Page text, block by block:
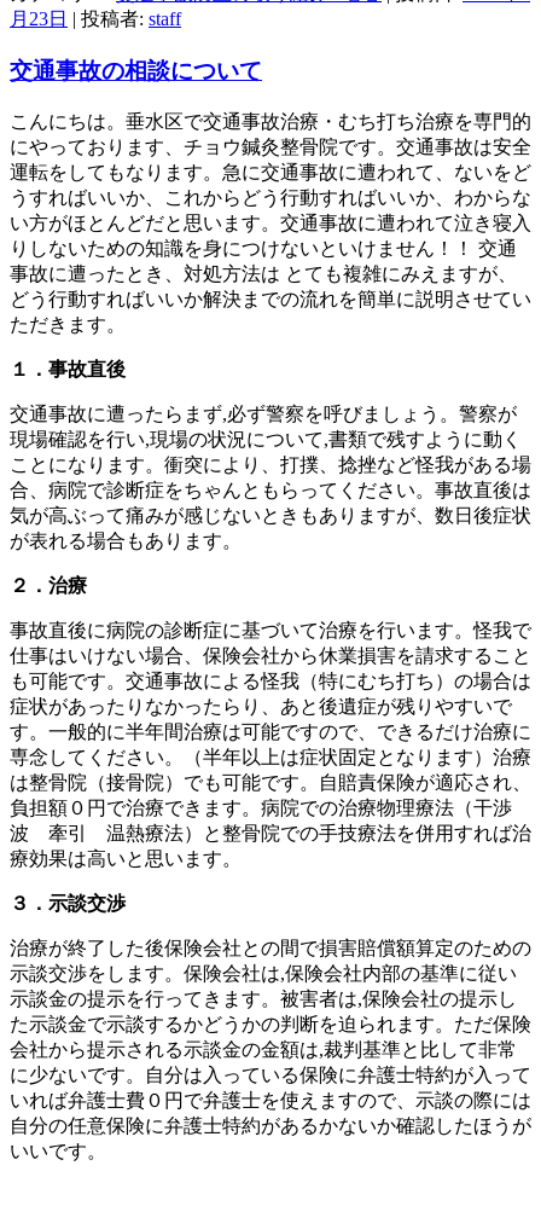
月23日 | 投稿者: staff
交通事故の相談について
こんにちは。垂水区で交通事故治療・むち打ち治療を専門的
にやっております、チョウ鍼灸整骨院です。交通事故は安全
運転をしてもなります。急に交通事故に遭われて、ないをど
うすればいいか、これからどう行動すればいいか、わからな
い方がほとんどだと思います。交通事故に遭われて泣き寝入
りしないための知識を身につけないといけません！！ 交通
事故に遭ったとき、対処方法は とても複雑にみえますが、
どう行動すればいいか解決までの流れを簡単に説明させてい
ただきます。
１．事故直後
交通事故に遭ったらまず,必ず警察を呼びましょう。警察が
現場確認を行い,現場の状況について,書類で残すように動く
ことになります。衝突により、打撲、捻挫など怪我がある場
合、病院で診断症をちゃんともらってください。事故直後は
気が高ぶって痛みが感じないときもありますが、数日後症状
が表れる場合もあります。
２．治療
事故直後に病院の診断症に基づいて治療を行います。怪我で
仕事はいけない場合、保険会社から休業損害を請求すること
も可能です。交通事故による怪我（特にむち打ち）の場合は
症状があったりなかったらり、あと後遺症が残りやすいで
す。一般的に半年間治療は可能ですので、できるだけ治療に
専念してください。（半年以上は症状固定となります）治療
は整骨院（接骨院）でも可能です。自賠責保険が適応され、
負担額０円で治療できます。病院での治療物理療法（干渉
波 牽引 温熱療法）と整骨院での手技療法を併用すれば治
療効果は高いと思います。
３．示談交渉
治療が終了した後保険会社との間で損害賠償額算定のための
示談交渉をします。保険会社は,保険会社内部の基準に従い
示談金の提示を行ってきます。被害者は,保険会社の提示し
た示談金で示談するかどうかの判断を迫られます。ただ保険
会社から提示される示談金の金額は,裁判基準と比して非常
に少ないです。自分は入っている保険に弁護士特約が入って
いれば弁護士費０円で弁護士を使えますので、示談の際には
自分の任意保険に弁護士特約があるかないか確認したほうが
いいです。